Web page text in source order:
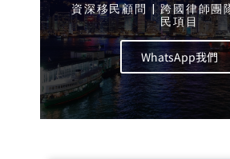
資深移民顧問 | 跨國律師團
民項目
WhatsApp我們